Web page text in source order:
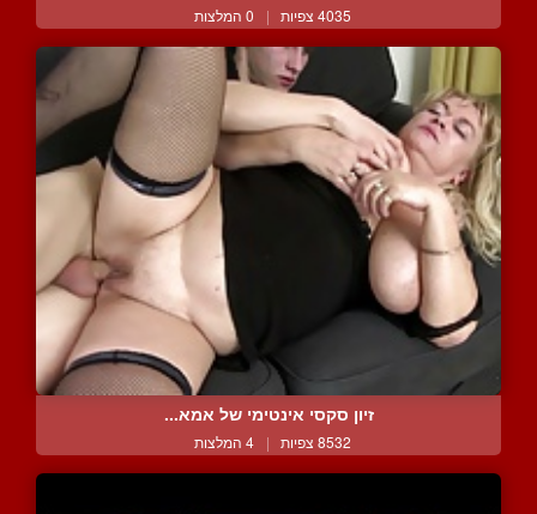
4035 צפיות | 0 המלצות
זיון סקסי אינטימי של אמא...
8532 צפיות | 4 המלצות